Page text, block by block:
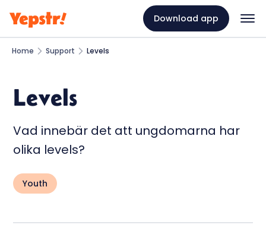
Download app
Home Support Levels
Levels
Vad innebär det att ungdomarna har
olika levels?
Youth